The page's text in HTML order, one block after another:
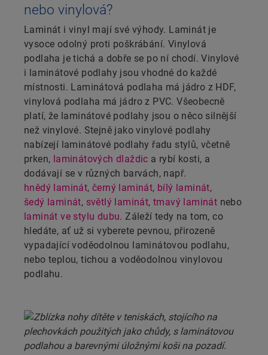
nebo vinylová?
Laminát i vinyl mají své výhody. Laminát je
vysoce odolný proti poškrábání. Vinylová
podlaha je tichá a dobře se po ní chodí. Vinylové
i laminátové podlahy jsou vhodné do každé
místnosti. Laminátová podlaha má jádro z HDF,
vinylová podlaha má jádro z PVC. Všeobecně
platí, že laminátové podlahy jsou o něco silnější
než vinylové. Stejně jako vinylové podlahy
nabízejí laminátové podlahy řadu stylů, včetně
prken, laminátových dlaždic a rybí kosti, a
dodávají se v různých barvách, např.
hnědý laminát,černý laminát, bílý laminát,
šedý laminát, světlý laminát,tmavý laminát nebo
laminát ve stylu dubu. Záleží tedy na tom, co
hledáte, ať už si vyberete pevnou, přirozeně
vypadající voděodolnou laminátovou podlahu,
nebo teplou, tichou a voděodolnou vinylovou
podlahu.